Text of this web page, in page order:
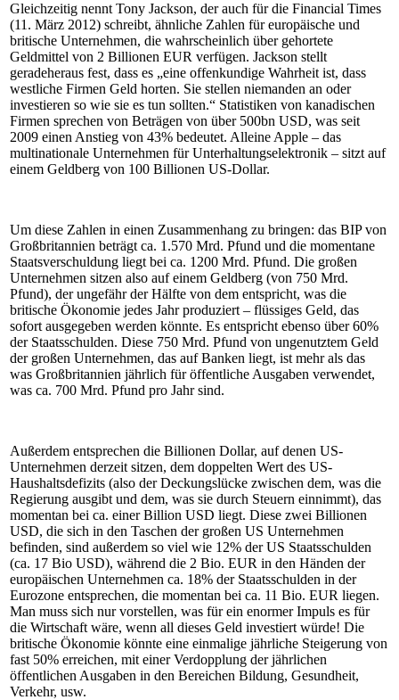
Gleichzeitig nennt Tony Jackson, der auch für die Financial Times
(11. März 2012) schreibt, ähnliche Zahlen für europäische und
britische Unternehmen, die wahrscheinlich über gehortete
Geldmittel von 2 Billionen EUR verfügen. Jackson stellt
geradeheraus fest, dass es „eine offenkundige Wahrheit ist, dass
westliche Firmen Geld horten. Sie stellen niemanden an oder
investieren so wie sie es tun sollten.“ Statistiken von kanadischen
Firmen sprechen von Beträgen von über 500bn USD, was seit
2009 einen Anstieg von 43% bedeutet. Alleine Apple – das
multinationale Unternehmen für Unterhaltungselektronik – sitzt auf
einem Geldberg von 100 Billionen US-Dollar.
Um diese Zahlen in einen Zusammenhang zu bringen: das BIP von
Großbritannien beträgt ca. 1.570 Mrd. Pfund und die momentane
Staatsverschuldung liegt bei ca. 1200 Mrd. Pfund. Die großen
Unternehmen sitzen also auf einem Geldberg (von 750 Mrd.
Pfund), der ungefähr der Hälfte von dem entspricht, was die
britische Ökonomie jedes Jahr produziert – flüssiges Geld, das
sofort ausgegeben werden könnte. Es entspricht ebenso über 60%
der Staatsschulden. Diese 750 Mrd. Pfund von ungenutztem Geld
der großen Unternehmen, das auf Banken liegt, ist mehr als das
was Großbritannien jährlich für öffentliche Ausgaben verwendet,
was ca. 700 Mrd. Pfund pro Jahr sind.
Außerdem entsprechen die Billionen Dollar, auf denen US-
Unternehmen derzeit sitzen, dem doppelten Wert des US-
Haushaltsdefizits (also der Deckungslücke zwischen dem, was die
Regierung ausgibt und dem, was sie durch Steuern einnimmt), das
momentan bei ca. einer Billion USD liegt. Diese zwei Billionen
USD, die sich in den Taschen der großen US Unternehmen
befinden, sind außerdem so viel wie 12% der US Staatsschulden
(ca. 17 Bio USD), während die 2 Bio. EUR in den Händen der
europäischen Unternehmen ca. 18% der Staatsschulden in der
Eurozone entsprechen, die momentan bei ca. 11 Bio. EUR liegen.
Man muss sich nur vorstellen, was für ein enormer Impuls es für
die Wirtschaft wäre, wenn all dieses Geld investiert würde! Die
britische Ökonomie könnte eine einmalige jährliche Steigerung von
fast 50% erreichen, mit einer Verdopplung der jährlichen
öffentlichen Ausgaben in den Bereichen Bildung, Gesundheit,
Verkehr, usw.